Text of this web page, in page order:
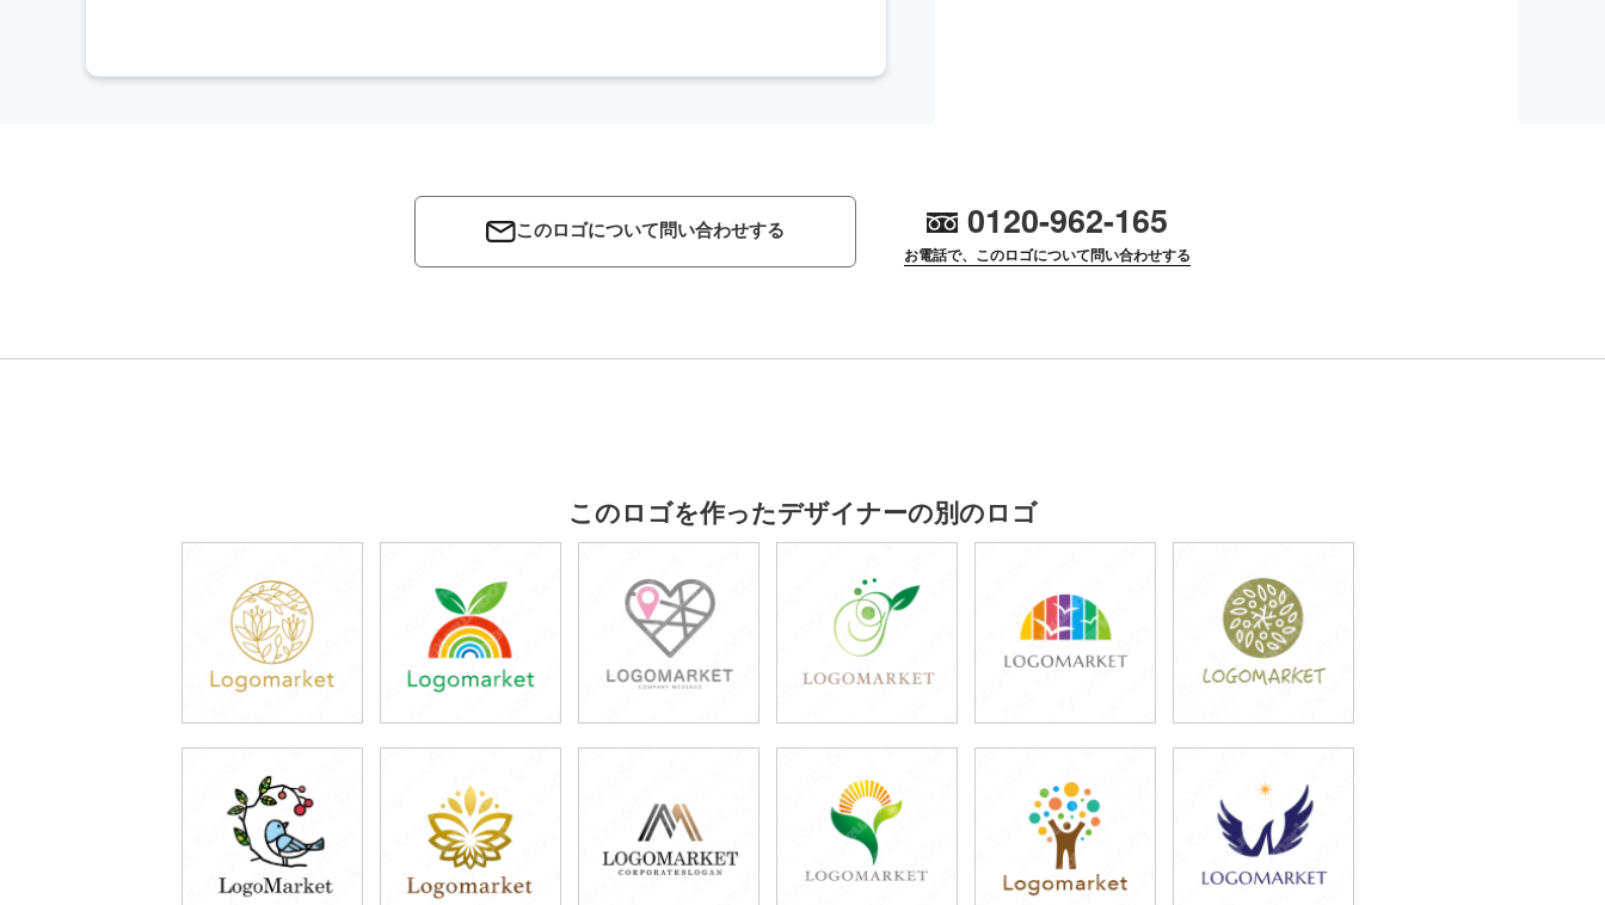
このロゴについて問い合わせする 0120-962-165
お電話で、このロゴについて問い合わせする
このロゴを作ったデザイナーの別のロゴ